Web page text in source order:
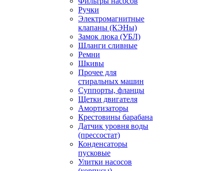
Ручки
Электромагнитные
клапаны (КЭНы)
Замок люка (УБЛ)
Шланги сливные
Ремни
Шкивы
Прочее для
стиральных машин
Суппорты, фланцы
Щетки двигателя
Амортизаторы
Крестовины барабана
Датчик уровня воды
(прессостат)
Конденсаторы
пусковые
Улитки насосов